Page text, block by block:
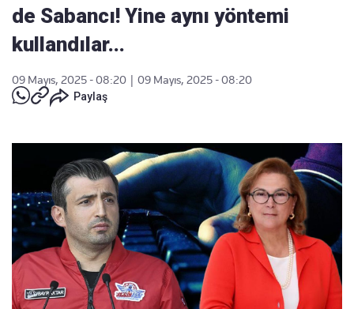
de Sabancı! Yine aynı yöntemi
kullandılar...
09 Mayıs, 2025 - 08:20
09 Mayıs, 2025 - 08:20
Paylaş